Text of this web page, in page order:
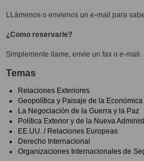
LLámenos o envienos un e-mail para
¿Como reservarle?
Simplemente llame, envie un fax o e-
Temas
Relaciones Exteriores
Geopolítica y Paisaje de la Económica
La Negociación de la Guerra y la Paz
Política Exterior y de la Nueva
EE.UU. / Relaciones Europeas
Derecho Internacional
Organizaciones Internacionales de